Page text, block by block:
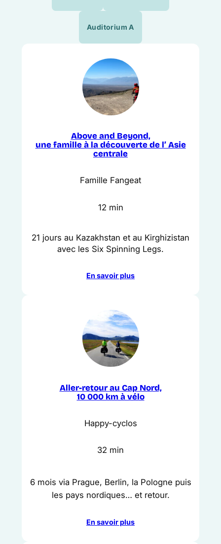
Auditorium A
Above and Beyond,
une famille à la découverte de l’ Asie
centrale
Famille Fangeat
12 min
21 jours au Kazakhstan et au Kirghizistan
avec les Six Spinning Legs.
En savoir plus
Aller-retour au Cap Nord,
10 000 km à vélo
Happy-cyclos
32 min
6 mois via Prague, Berlin, la Pologne puis
les pays nordiques… et retour.
En savoir plus